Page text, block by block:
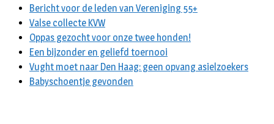
Bericht voor de leden van Vereniging 55+
Valse collecte KVW
Oppas gezocht voor onze twee honden!
Een bijzonder en geliefd toernooi
Vught moet naar Den Haag: geen opvang asielzoekers
Babyschoentje gevonden